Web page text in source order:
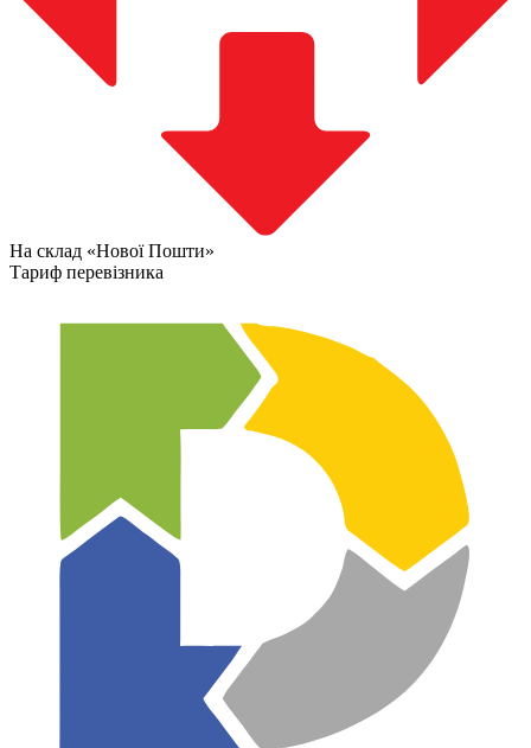
На склад «Нової Пошти»
Тариф перевізника